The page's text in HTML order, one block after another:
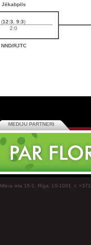
Jēkabpils
(12:3 ,9:3)
2:0
NND/RJTC
MEDIJU PARTNERI
Miera iela 15-1, Rīga, LV-1001, t: